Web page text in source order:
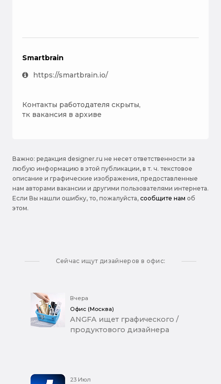
Smartbrain
https://smartbrain.io/
Контакты работодателя скрыты,
тк вакансия в архиве
Важно: pедакция designer.ru не несет ответственности за
любую информацию в этой публикации, в т. ч. текстовое
описание и графические изображения, предоставленные
нам авторами вакансии и другими пользователями интернета.
Если Вы нашли ошибку, то, пожалуйста, сообщите нам об
этом.
Сейчас ищут дизайнеров в офис:
Вчера
Офис (Москва)
ANGFA ищет графического /
продуктового дизайнера
23 Июл